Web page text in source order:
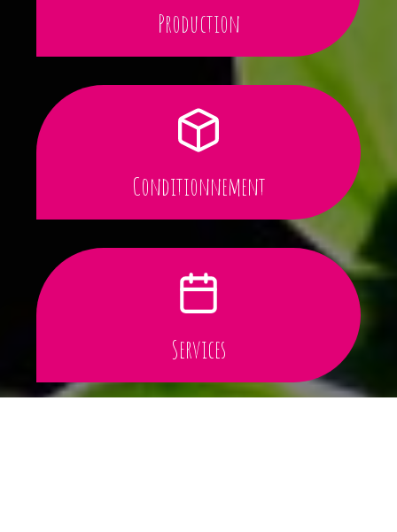
Production
Conditionnement
Services